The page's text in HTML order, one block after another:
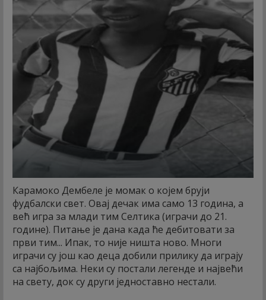
Карамоко Дембеле је момак о којем бруји
фудбалски свет. Овај дечак има само 13 година, а
већ игра за млади тим Селтика (играчи до 21.
године). Питање је дана када ће дебитовати за
први тим... Ипак, то није ништа ново. Многи
играчи су још као деца добили прилику да играју
са најбољима. Неки су постали легенде и највећи
на свету, док су други једноставно нестали.